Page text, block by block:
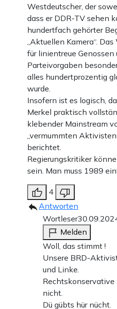
Westdeutscher, der
dass er DDR-TV sehen
hundertfach gehörter
„Aktuellen Kamera“.
für linientreue Genossen
Parteivorgaben
alles hundertprozentig
wurde.
Insofern ist es logisch,
Merkel praktisch
klebender Mainstream
„vermummten
berichtet.
Regierungskritiker
sein. Man muss 1989
4
Antworten
Wortleser
Melden
Woll, das stimmt !
Unsere BRD-
und Linke.
nicht.
Dü gübts hür nücht.